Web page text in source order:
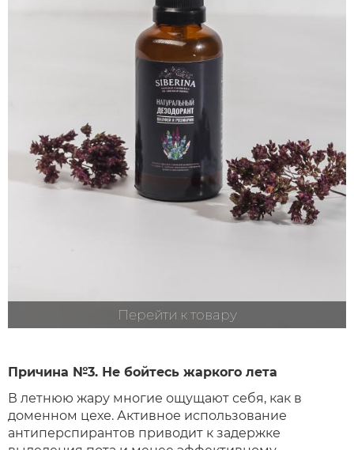
Перейти к товару
Причина №3. Не бойтесь жаркого лета
В летнюю жару многие ощущают себя, как в
доменном цехе. Активное использование
антиперспирантов приводит к задержке